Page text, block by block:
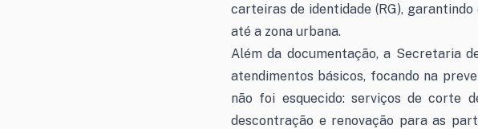
carteiras de identidade (RG),
até a zona urbana.
Além da documentação, a Secretaria
atendimentos básicos, focando na
não foi esquecido: serviços de corte
descontração e renovação para as